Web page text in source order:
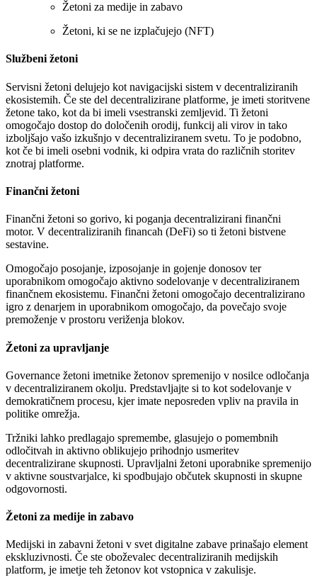
Žetoni za medije in zabavo
Žetoni, ki se ne izplačujejo (NFT)
Službeni žetoni
Servisni žetoni delujejo kot navigacijski sistem v decentraliziranih
ekosistemih. Če ste del decentralizirane platforme, je imeti storitvene
žetone tako, kot da bi imeli vsestranski zemljevid. Ti žetoni
omogočajo dostop do določenih orodij, funkcij ali virov in tako
izboljšajo vašo izkušnjo v decentraliziranem svetu. To je podobno,
kot če bi imeli osebni vodnik, ki odpira vrata do različnih storitev
znotraj platforme.
Finančni žetoni
Finančni žetoni so gorivo, ki poganja decentralizirani finančni
motor. V decentraliziranih financah (DeFi) so ti žetoni bistvene
sestavine.
Omogočajo posojanje, izposojanje in gojenje donosov ter
uporabnikom omogočajo aktivno sodelovanje v decentraliziranem
finančnem ekosistemu. Finančni žetoni omogočajo decentralizirano
igro z denarjem in uporabnikom omogočajo, da povečajo svoje
premoženje v prostoru veriženja blokov.
Žetoni za upravljanje
Governance žetoni imetnike žetonov spremenijo v nosilce odločanja
v decentraliziranem okolju. Predstavljajte si to kot sodelovanje v
demokratičnem procesu, kjer imate neposreden vpliv na pravila in
politike omrežja.
Tržniki lahko predlagajo spremembe, glasujejo o pomembnih
odločitvah in aktivno oblikujejo prihodnjo usmeritev
decentralizirane skupnosti. Upravljalni žetoni uporabnike spremenijo
v aktivne soustvarjalce, ki spodbujajo občutek skupnosti in skupne
odgovornosti.
Žetoni za medije in zabavo
Medijski in zabavni žetoni v svet digitalne zabave prinašajo element
ekskluzivnosti. Če ste oboževalec decentraliziranih medijskih
platform, je imetje teh žetonov kot vstopnica v zakulisje.